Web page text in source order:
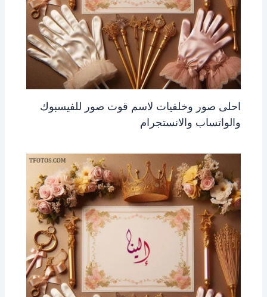
احلى صور وخلفيات لاسم قوت صور للفيسبوك
والواتساب والانستجرام